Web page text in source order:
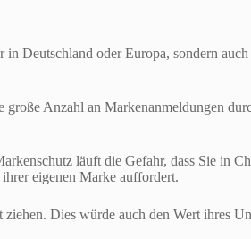
Deutschland oder Europa, sondern
große Anzahl an Markenanmeldungen
läuft die Gefahr, dass Sie in
eigenen Marke auffordert.
ziehen. Dies würde auch den Wert ihres